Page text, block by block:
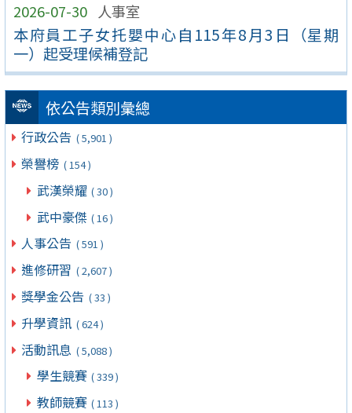
2026-07-30 人事室
本府員工子女托嬰中心自115年8月3日（星期
一）起受理候補登記
依公告類別彙總
行政公告 ( 5,901 )
榮譽榜 ( 154 )
武漢榮耀 ( 30 )
武中豪傑 ( 16 )
人事公告 ( 591 )
進修研習 ( 2,607 )
獎學金公告 ( 33 )
升學資訊 ( 624 )
活動訊息 ( 5,088 )
學生競賽 ( 339 )
教師競賽 ( 113 )